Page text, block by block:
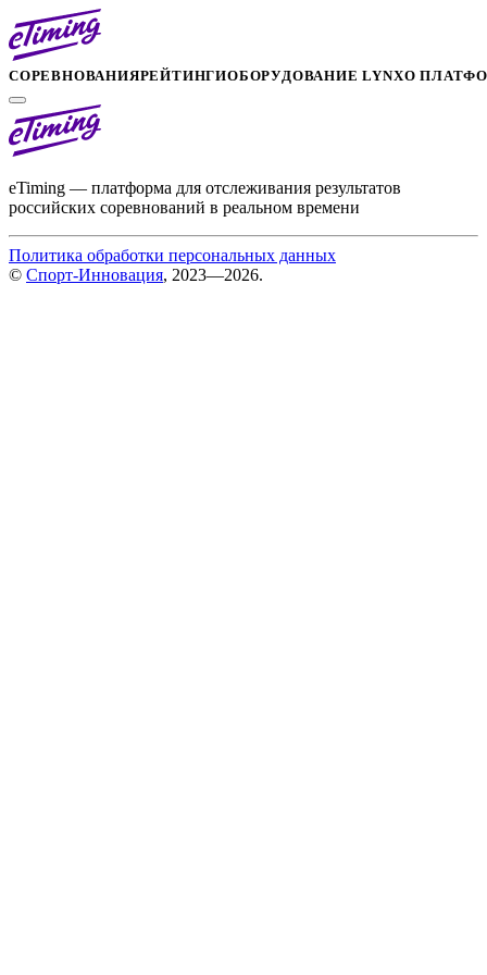
СОРЕВНОВАНИЯРЕЙТИНГИОБОРУДОВАНИЕ LYNXО
eTiming — платформа для отслеживания результатов
российских соревнований в реальном времени
Политика обработки персональных данных
© Спорт-Инновация, 2023—2026.